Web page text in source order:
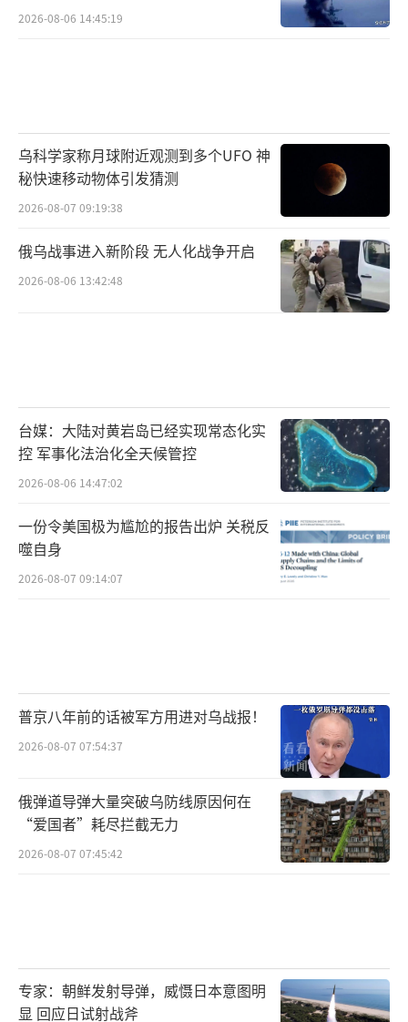
2026-08-06 14:45:19
乌科学家称月球附近观测到多个UFO 神
秘快速移动物体引发猜测
2026-08-07 09:19:38
俄乌战事进入新阶段 无人化战争开启
2026-08-06 13:42:48
台媒：大陆对黄岩岛已经实现常态化实
控 军事化法治化全天候管控
2026-08-06 14:47:02
一份令美国极为尴尬的报告出炉 关税反
噬自身
2026-08-07 09:14:07
普京八年前的话被军方用进对乌战报！
2026-08-07 07:54:37
俄弹道导弹大量突破乌防线原因何在
“爱国者”耗尽拦截无力
2026-08-07 07:45:42
专家：朝鲜发射导弹，威慑日本意图明
显 回应日试射战斧